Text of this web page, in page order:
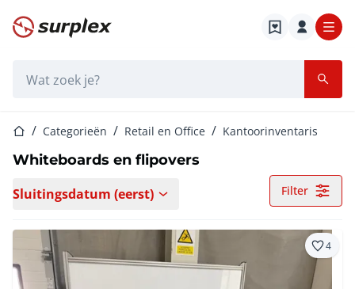
Startpagina
StartpaginaCategorieën Retail en Office Kantoorinventaris
Whiteboards en flipovers
Sluitingsdatum (eerst) Filter
4